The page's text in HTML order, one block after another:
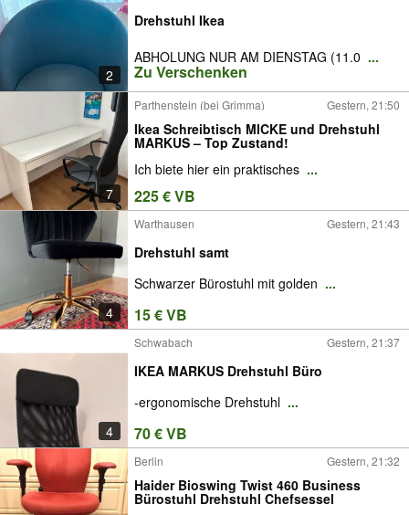
2
Drehstuhl Ikea
ABHOLUNG NUR AM DIENSTAG (11.0 ...
Zu Verschenken
7
Parthenstein (bei Grimma) Gestern, 21:50
Ikea Schreibtisch MICKE und Drehstuhl
MARKUS – Top Zustand!
Ich biete hier ein praktisches ...
225 € VB
4
Warthausen Gestern, 21:43
Drehstuhl samt
Schwarzer Bürostuhl mit golden ...
15 € VB
4
Schwabach Gestern, 21:37
IKEA MARKUS Drehstuhl Büro
-ergonomische Drehstuhl ...
70 € VB
Berlin Gestern, 21:32
Haider Bioswing Twist 460 Business
Bürostuhl Drehstuhl Chefsessel